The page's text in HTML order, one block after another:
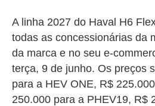
A linha 2027 do Haval H6
todas as concessionárias da
da marca e no seu e-
terça, 9 de junho. Os preços
para a HEV ONE, R$
250.000 para a PHEV19, R$